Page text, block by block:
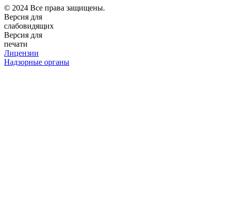
© 2024 Все права защищены.
Версия для
слабовидящих
Версия для
печати
Лицензии
Надзорные органы